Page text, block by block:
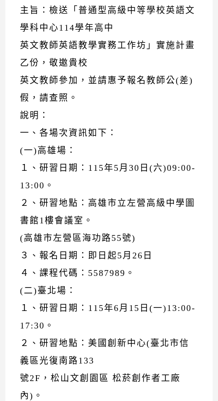
主旨：檢送「普通型高級中等學校英語文
學科中心114學年高中
英文教師英語教學實務工作坊」實施計畫
乙份，敬邀貴校
英文教師參加，並請惠予報名教師公(差)
假，請查照。
說明：
一、各場次資訊如下：
(一)高雄場：
１、研習日期：115年5月30日(六)09:00-
13:00。
２、研習地點：高雄市立左營高級中學圖
書館1樓會議室。
(高雄市左營區海功路55號)
３、報名日期：即日起5月26日
４、課程代碼：5587989。
(二)臺北場：
１、研習日期：115年6月15日(一)13:00-
17:30。
２、研習地點：美國創新中心(臺北市信
義區光復南路133
號2F，松山文創園區 松菸創作者工廠
內)。